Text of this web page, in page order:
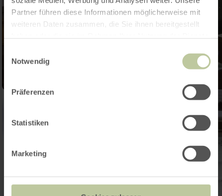
Partner führen diese Informationen möglicherweise mit
weiteren Daten zusammen, die Sie ihnen bereitgestellt
Notwendig
Präferenzen
Statistiken
Marketing